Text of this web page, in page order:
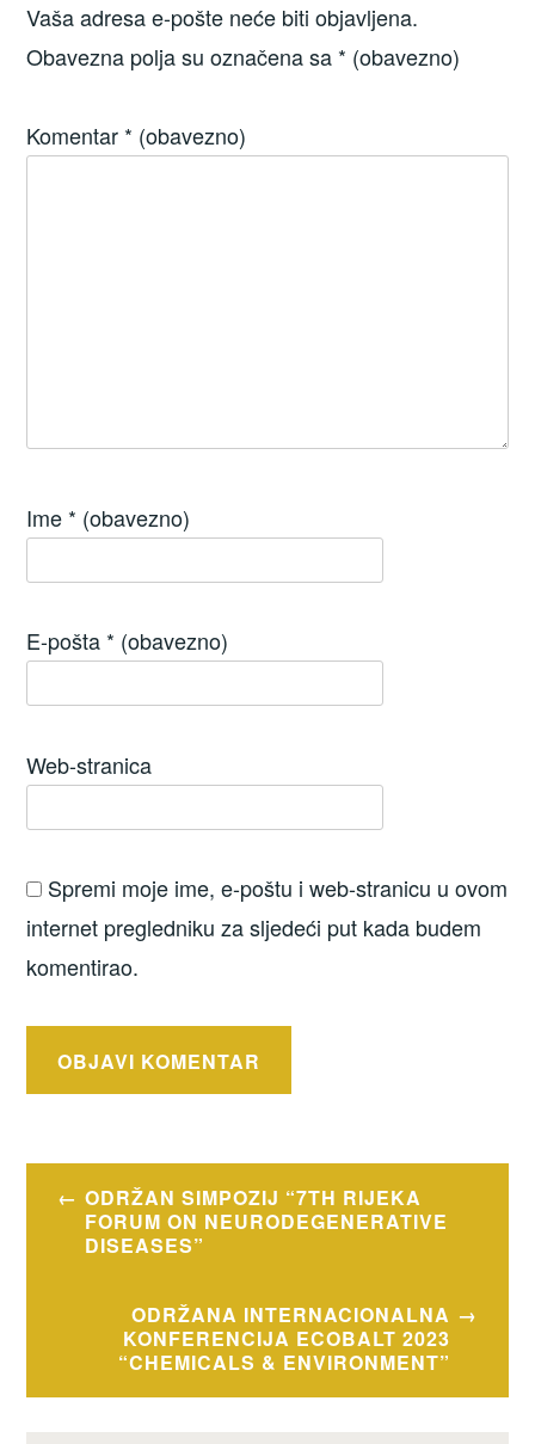
Vaša adresa e-pošte neće biti objavljena.
Obavezna polja su označena sa * (obavezno)
Komentar * (obavezno)
Ime * (obavezno)
E-pošta * (obavezno)
Web-stranica
Spremi moje ime, e-poštu i web-stranicu u ovom
internet pregledniku za sljedeći put kada budem
komentirao.
Navigacija
objava
ODRŽAN SIMPOZIJ “7TH RIJEKA
FORUM ON NEURODEGENERATIVE
DISEASES”
ODRŽANA INTERNACIONALNA
KONFERENCIJA ECOBALT 2023
“CHEMICALS & ENVIRONMENT”